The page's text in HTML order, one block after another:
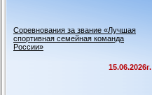
Соревнования за звание «Лучшая
спортивная семейная команда
России»
15.06.2026г.